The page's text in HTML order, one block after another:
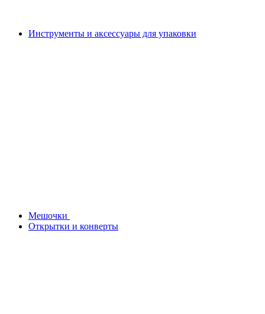
Инструменты и аксессуары для упаковки
Мешочки
Открытки и конверты